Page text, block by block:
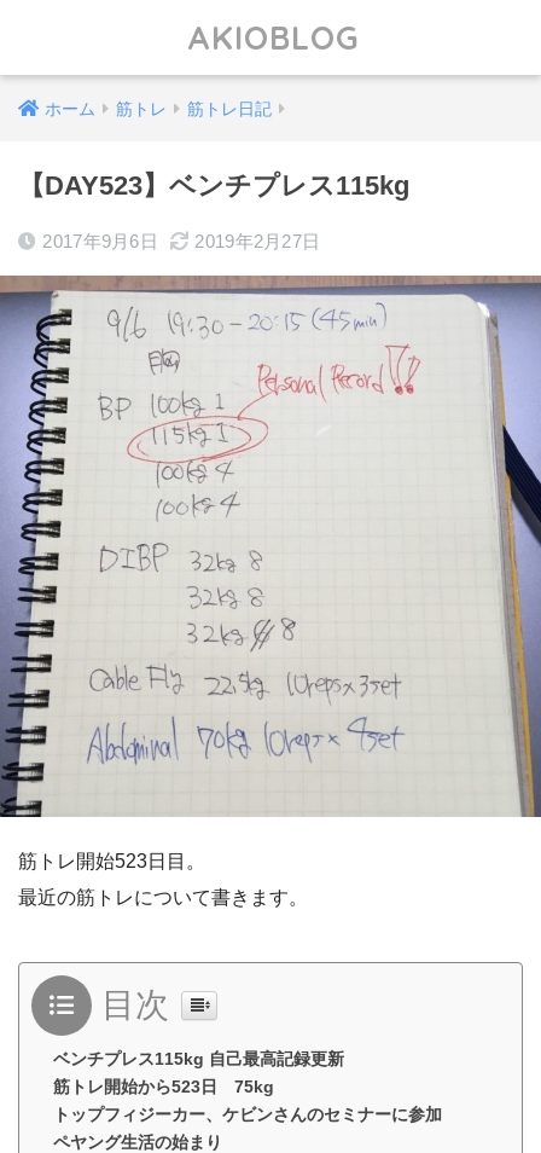
AKIOBLOG
ホーム 筋トレ 筋トレ日記
【DAY523】ベンチプレス115kg
2017年9月6日 2019年2月27日
筋トレ開始523日目。
最近の筋トレについて書きます。
目次
ベンチプレス115kg 自己最高記録更新
筋トレ開始から523日 75kg
トップフィジーカー、ケビンさんのセミナーに参加
ペヤング生活の始まり